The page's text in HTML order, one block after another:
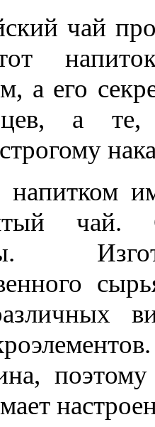
чай
а его
а
напитком
чай.